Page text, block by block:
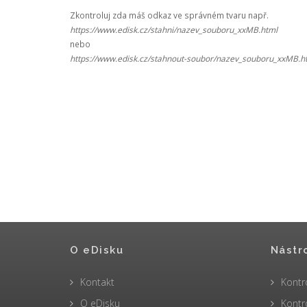
Zkontroluj zda máš odkaz ve správném tvaru např.
https://www.edisk.cz/stahni/nazev_souboru_xxMB.html
nebo
https://www.edisk.cz/stahnout-soubor/
O eDisku
Kontakt
O eDisku